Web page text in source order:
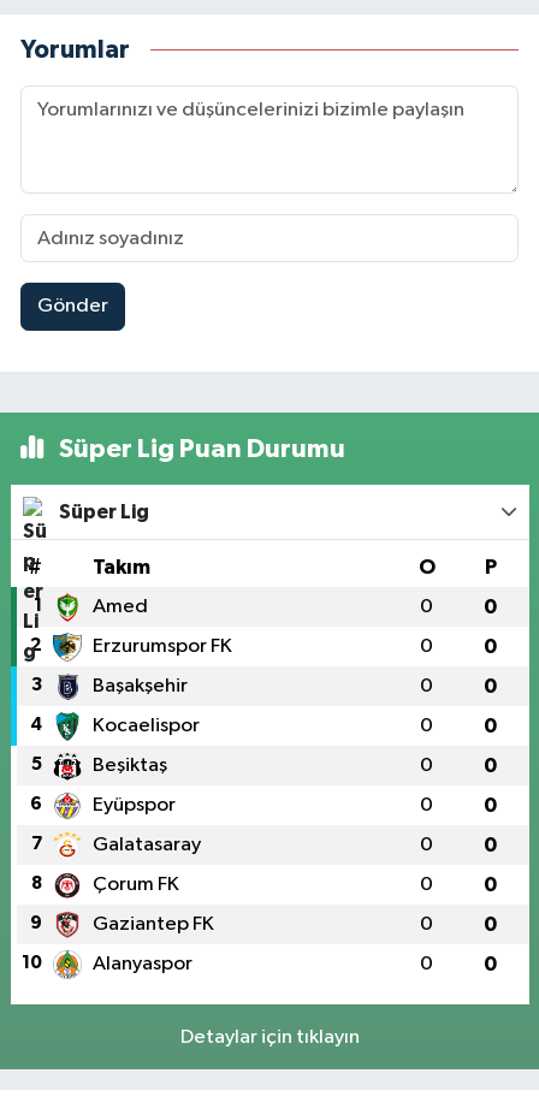
Yorumlar
Gönder
Süper Lig Puan Durumu
Süper Lig
# Takım O P
1 Amed 0 0
2 Erzurumspor FK 0 0
3 Başakşehir 0 0
4 Kocaelispor 0 0
5 Beşiktaş 0 0
6 Eyüpspor 0 0
7 Galatasaray 0 0
8 Çorum FK 0 0
9 Gaziantep FK 0 0
10 Alanyaspor 0 0
Detaylar için tıklayın